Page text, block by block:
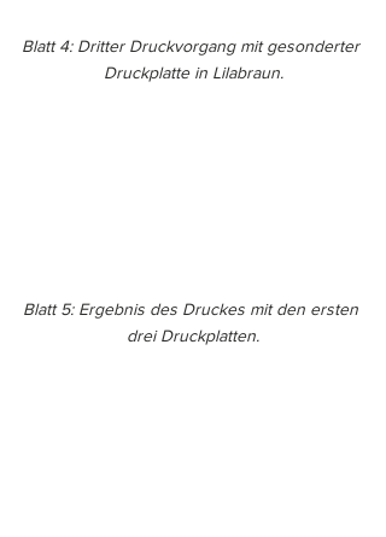
Blatt 4: Dritter Druckvorgang mit gesonderter
Druckplatte in Lilabraun.
Blatt 5: Ergebnis des Druckes mit den ersten
drei Druckplatten.